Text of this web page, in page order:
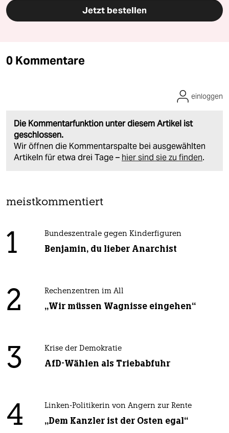
Jetzt bestellen
0 Kommentare
Die Kommentarfunktion unter diesem Artikel ist
geschlossen.
Wir öffnen die Kommentarspalte bei ausgewählten
Artikeln für etwa drei Tage – hier sind sie zu finden.
einloggen
meistkommentiert
1 Bundeszentrale gegen Kinderfiguren
Benjamin, du lieber Anarchist
2 Rechenzentren im All
„Wir müssen Wagnisse eingehen“
3 Krise der Demokratie
AfD-Wählen als Triebabfuhr
4 Linken-Politikerin von Angern zur Rente
„Dem Kanzler ist der Osten egal“